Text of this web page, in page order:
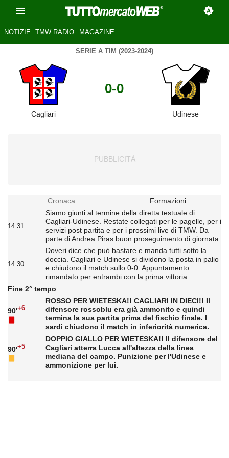
NOTIZIE TMW RADIO MAGAZINE
SERIE A TIM (2023-2024)
Cagliari
0-0
Udinese
Cronaca Formazioni
14:31
Siamo giunti al termine della diretta testuale di
Cagliari-Udinese. Restate collegati per le pagelle, per i
servizi post partita e per i prossimi live di TMW. Da
parte di Andrea Piras buon proseguimento di giornata.
14:30
Doveri dice che può bastare e manda tutti sotto la
doccia. Cagliari e Udinese si dividono la posta in palio
e chiudono il match sullo 0-0. Appuntamento
rimandato per entrambi con la prima vittoria.
Fine 2° tempo
90'+6
ROSSO PER WIETESKA!! CAGLIARI IN DIECI!! Il
difensore rossoblu era già ammonito e quindi
termina la sua partita prima del fischio finale. I
sardi chiudono il match in inferiorità numerica.
90'+5
DOPPIO GIALLO PER WIETESKA!! Il difensore del
Cagliari atterra Lucca all'altezza della linea
mediana del campo. Punizione per l'Udinese e
ammonizione per lui.